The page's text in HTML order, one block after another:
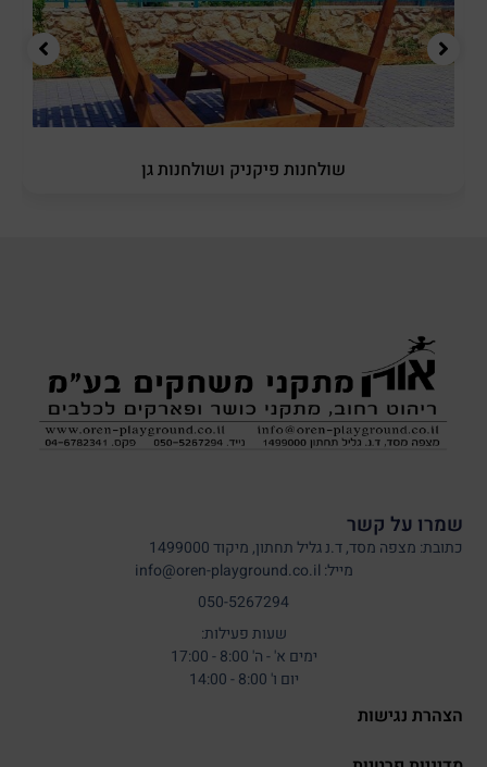
שולחנות פיקניק ושולחנות גן
שמרו על קשר
כתובת: מצפה מסד, ד.נ גליל תחתון, מיקוד 1499000
מייל: info@oren-playground.co.il
050-5267294
שעות פעילות:
ימים א' - ה' 8:00 - 17:00
יום ו' 8:00 - 14:00
הצהרת נגישות